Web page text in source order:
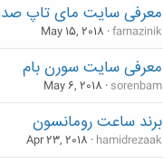
معرفی سایت مای تاپ
farnazinik
May 15, 2018
معرفی سایت سورن بام
sorenbam
May 6, 2018
برند ساعت رومانسون
hamidrezaak
Apr 23, 2018